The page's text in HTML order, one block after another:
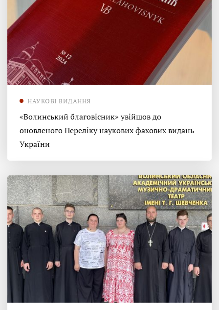
НАУКОВІ ВИДАННЯ
«Волинський благовісник» увійшов до
оновленого Переліку наукових фахових видань
України